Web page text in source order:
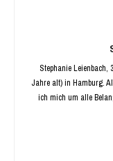
Stephanie Leienbach,
Jahre alt) in Hamburg.
ich mich um alle